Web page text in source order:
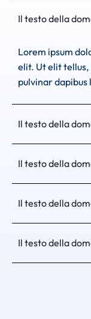
Il testo della
Lorem ipsum
elit. Ut elit
pulvinar dapibus
Il testo della
Il testo della
Il testo della
Il testo della